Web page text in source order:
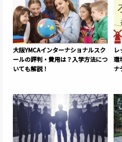
大阪YMCAインターナショナルスク
ールの評判・費用は？入学方法につ
いても解説！
レ
環
ナ